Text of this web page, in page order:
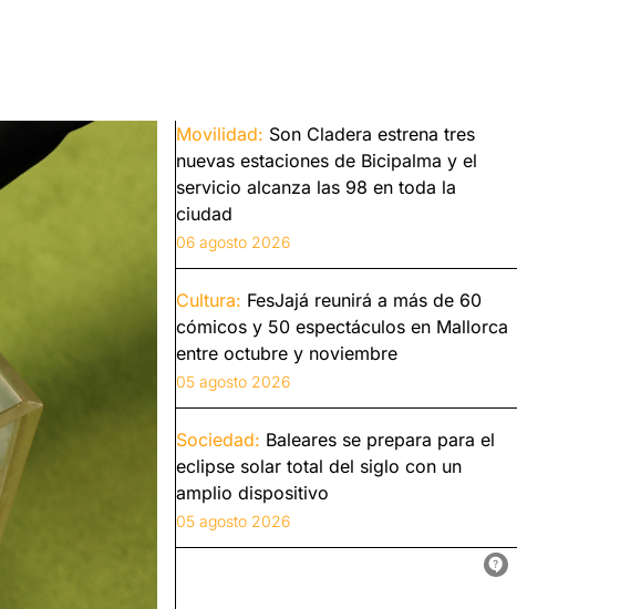
Movilidad: Son Cladera estrena tres
nuevas estaciones de Bicipalma y el
servicio alcanza las 98 en toda la
ciudad
06 agosto 2026
Cultura: FesJajá reunirá a más de 60
cómicos y 50 espectáculos en Mallorca
entre octubre y noviembre
05 agosto 2026
Sociedad: Baleares se prepara para el
eclipse solar total del siglo con un
amplio dispositivo
05 agosto 2026